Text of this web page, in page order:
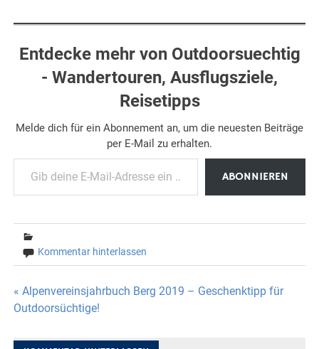
Entdecke mehr von Outdoorsuechtig
- Wandertouren, Ausflugsziele,
Reisetipps
Melde dich für ein Abonnement an, um die neuesten Beiträge
per E-Mail zu erhalten.
Gib deine E-Mail-Adresse ein ...
ABONNIEREN
Kommentar hinterlassen
Beitragsnavigation
« Alpenvereinsjahrbuch Berg 2019 – Geschenktipp für
Outdoorsüchtige!